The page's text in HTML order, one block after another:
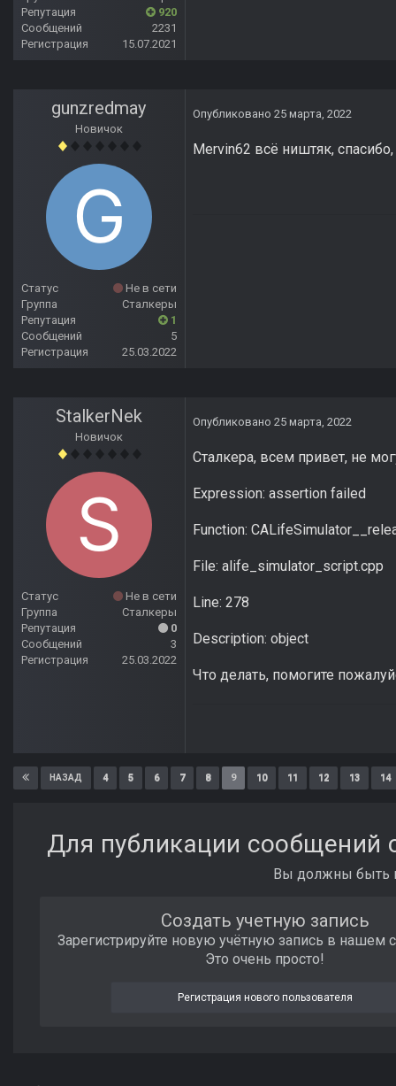
Репутация
920
Сообщений
2231
Регистрация
15.07.2021
gunzredmay
Новичок
Статус
Не в сети
Группа
Сталкеры
Репутация
1
Сообщений
5
Регистрация
25.03.2022
Опубликовано 25 марта, 2022
Mervin62 всё ништяк,
StalkerNek
Новичок
Статус
Не в сети
Группа
Сталкеры
Репутация
0
Сообщений
3
Регистрация
25.03.2022
Опубликовано 25 марта, 2022
Сталкера, всем привет, не
Expression: assertion failed
Function:
File: alife_simulator_script.cpp
Line: 278
Description: object
Что делать, помогите
НАЗАД 4 5 6 7 8 9 10 11 12 13 14
Для публикации сообщений
Вы должны быть
Создать учетную запись
Зарегистрируйте новую учётную запись в нашем
Это очень просто!
Регистрация нового пользователя